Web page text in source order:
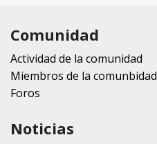
Comunidad
Actividad de la comunidad
Miembros de la comunbidad
Foros
Noticias